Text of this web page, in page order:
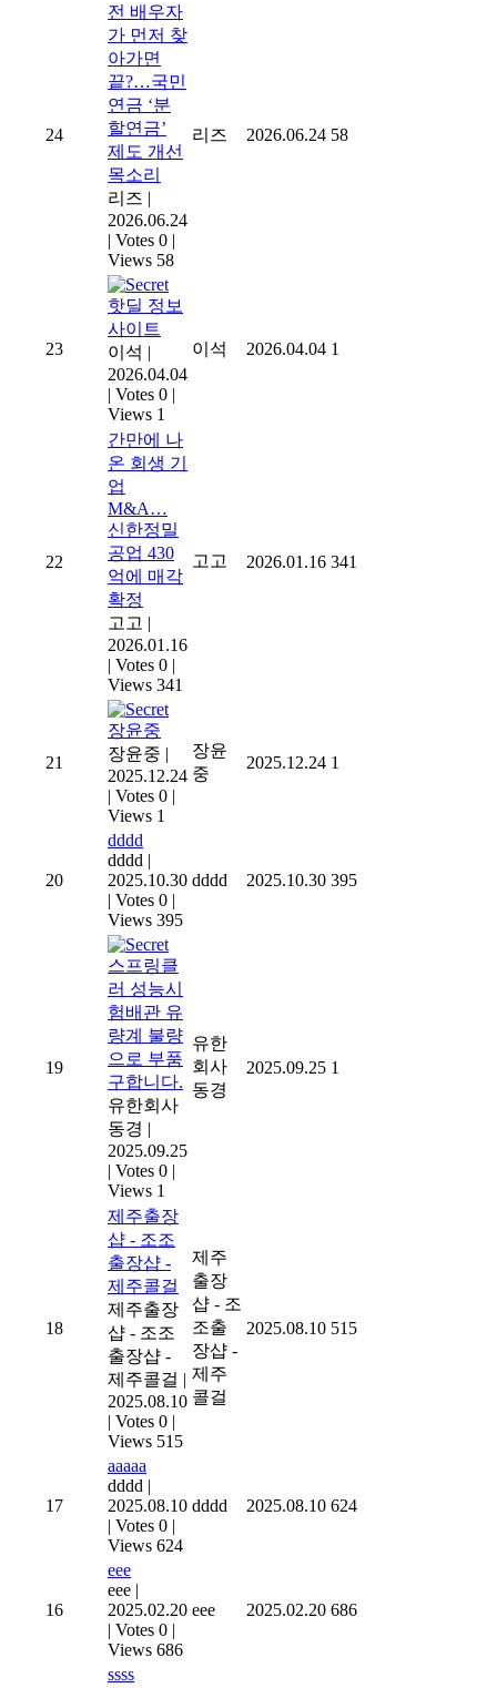
24
전 배우자
가 먼저 찾
아가면
끝?…국민
연금 ‘분
할연금’
제도 개선
목소리
리즈 |
2026.06.24
| Votes 0 |
Views 58
리즈 2026.06.24 58
23
핫딜 정보
사이트
이석 |
2026.04.04
| Votes 0 |
Views 1
이석 2026.04.04 1
22
간만에 나
온 회생 기
업
M&A…
신한정밀
공업 430
억에 매각
확정
고고 |
2026.01.16
| Votes 0 |
Views 341
고고 2026.01.16 341
21
장윤중
장윤중 |
2025.12.24
| Votes 0 |
Views 1
장윤
중
2025.12.24 1
20
dddd
dddd |
2025.10.30
| Votes 0 |
Views 395
dddd 2025.10.30 395
19
스프링클
러 성능시
험배관 유
량계 불량
으로 부품
구합니다.
유한회사
동경 |
2025.09.25
| Votes 0 |
Views 1
유한
회사
동경
2025.09.25 1
18
제주출장
샵 - 조조
출장샵 -
제주콜걸
제주출장
샵 - 조조
출장샵 -
제주콜걸 |
2025.08.10
| Votes 0 |
Views 515
제주
출장
샵 - 조
조출
장샵 -
제주
콜걸
2025.08.10 515
17
aaaaa
dddd |
2025.08.10
| Votes 0 |
Views 624
dddd 2025.08.10 624
16
eee
eee |
2025.02.20
| Votes 0 |
Views 686
eee 2025.02.20 686
ssss